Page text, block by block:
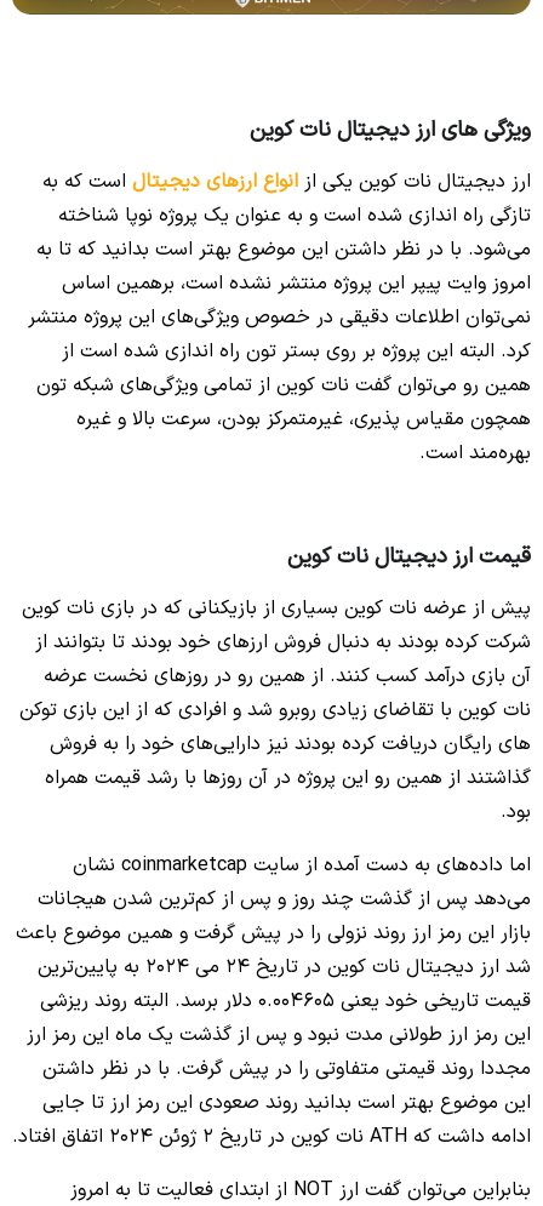
ویژگی های ارز دیجیتال نات کوین
ارز دیجیتال نات کوین یکی از انواع ارزهای دیجیتال است که به
تازگی راه اندازی شده است و به عنوان یک پروژه نوپا شناخته
می‌شود. با در نظر داشتن این موضوع بهتر است بدانید که تا به
امروز وایت پیپر این پروژه منتشر نشده است، برهمین اساس
نمی‌توان اطلاعات دقیقی در خصوص ویژگی‌های این پروژه منتشر
کرد. البته این پروژه بر روی بستر تون راه اندازی شده است از
همین رو می‌توان گفت نات کوین از تمامی ویژگی‌های شبکه تون
همچون مقیاس پذیری، غیرمتمرکز بودن، سرعت بالا و غیره
بهره‌مند است.
قیمت ارز دیجیتال نات کوین
پیش از عرضه نات کوین بسیاری از بازیکنانی که در بازی نات کوین
شرکت کرده بودند به دنبال فروش ارزهای خود بودند تا بتوانند از
آن بازی درآمد کسب کنند. از همین رو در روزهای نخست عرضه
نات کوین با تقاضای زیادی روبرو شد و افرادی که از این بازی توکن
های رایگان دریافت کرده بودند نیز دارایی‌های خود را به فروش
گذاشتند از همین رو این پروژه در آن روزها با رشد قیمت همراه
بود.
اما داده‌های به دست آمده از سایت coinmarketcap نشان
می‌دهد پس از گذشت چند روز و پس از کم‌ترین شدن هیجانات
بازار این رمز ارز روند نزولی را در پیش گرفت و همین موضوع باعث
شد ارز دیجیتال نات کوین در تاریخ 24 می 2024 به پایین‌ترین
قیمت تاریخی خود یعنی 0.004605 دلار برسد. البته روند ریزشی
این رمز ارز طولانی مدت نبود و پس از گذشت یک ماه این رمز ارز
مجددا روند قیمتی متفاوتی را در پیش گرفت. با در نظر داشتن
این موضوع بهتر است بدانید روند صعودی این رمز ارز تا جایی
ادامه داشت که ATH نات کوین در تاریخ 2 ژوئن 2024 اتفاق افتاد.
بنابراین می‌توان گفت ارز NOT از ابتدای فعالیت تا به امروز